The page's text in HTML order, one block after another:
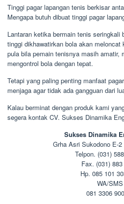
Tinggi pagar lapangan tenis berkisar
Mengapa butuh dibuat tinggi pagar
Lantaran ketika bermain tenis seringkali
tinggi dikhawatirkan bola akan meloncat
pula bila pemain tenisnya masih amatir,
mengontrol bola dengan tepat.
Tetapi yang paling penting manfaat
menjaga agar tidak ada gangguan dari
Kalau berminat dengan produk kami
segera kontak CV. Sukses Dinamika
Sukses Dinamika
Grha Asri Sukodono E-2
Telpon. (031)
Fax. (031)
Hp. 085 101
WA/SMS
081 3306